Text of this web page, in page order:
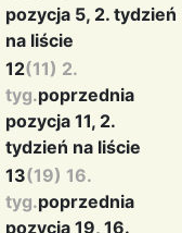
pozycja 5, 2. tydzień
na liście
12(11) 2.
tyg.poprzednia
pozycja 11, 2.
tydzień na liście
13(19) 16.
tyg.poprzednia
pozycja 19, 16.